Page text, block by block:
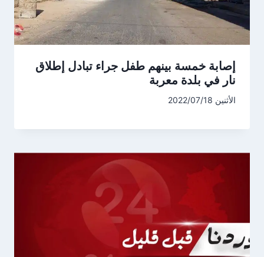
إصابة خمسة بينهم طفل جراء تبادل إطلاق
نار في بلدة معربة
الأثنين 2022/07/18